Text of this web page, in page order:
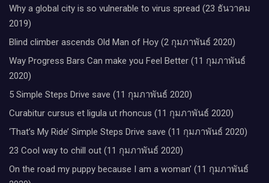
Why a global city is so vulnerable to virus spread (23 ธันวาคม
2019)
Blind climber ascends Old Man of Hoy (2 กุมภาพันธ์ 2020)
Way Progress Bars Can make you Feel Better (11 กุมภาพันธ์
2020)
5 Simple Steps Drive save (11 กุมภาพันธ์ 2020)
Curabitur cursus et ligula ut rhoncus (11 กุมภาพันธ์ 2020)
‘That’s My Ride’ Simple Steps Drive save (11 กุมภาพันธ์ 2020)
23 Cool way to chill out (11 กุมภาพันธ์ 2020)
On the road my puppy because I am a woman’ (11 กุมภาพันธ์